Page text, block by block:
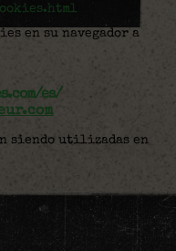
en su navegador a
es/
siendo utilizadas en